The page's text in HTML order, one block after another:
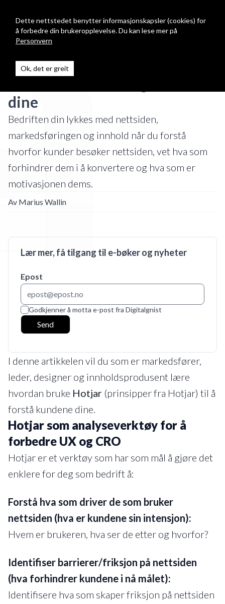
Digitalgnist
3 grunnleggende ting du må
dine
Bedriften din lykkes med nettsiden,
markedsføringen og innhold når du forstå
hvorfor kunder besøker nettsiden, vet hva som
forhindrer dem i å konvertere og hva som er
motivasjonen dems.
Av Marius Wallin
Lær mer, få tilgang til e-bøker og nyheter
Epost
Godkjenner å motta e-post fra Digitalgnist
Send
I denne artikkelen vil du som er markedsfører,
leder, designer og innholdsprodusent lære
hvordan bruke Hotjar (prinsipper fra Hotjar) til å
forstå kundene dine.
Hotjar som analyseverktøy for å
forbedre UX og CRO
Hotjar er et verktøy som har som mål å gjøre det
enklere for deg som bedrift å:
Forstå hva som driver de som bruker
nettsiden (hva er kundene sin intensjon):
Hvem er brukeren, hva ser de etter og hvorfor?
Identifiser barrierer/friksjon på nettsiden
(hva forhindrer kundene i nå målet):
Identifisere hva som skaper friksjon på nettsiden
Dette nettstedet benytter informasjonskapsler (cookies) for
å forbedre din brukeropplevelse. Du kan lese mer på
Personvern
Ok, det er greit